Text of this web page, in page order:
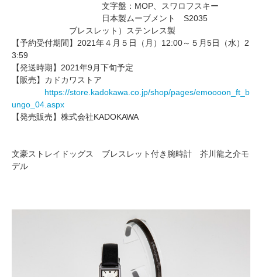
文字盤：MOP、スワロフスキー
日本製ムーブメント S2035
ブレスレット）ステンレス製
【予約受付期間】2021年４月５日（月）12:00～５月5日（水）2
3:59
【発送時期】2021年9月下旬予定
【販売】カドカワストア
https://store.kadokawa.co.jp/shop/pages/emoooon_ft_b
ungo_04.aspx
【発売販売】株式会社KADOKAWA
文豪ストレイドッグス ブレスレット付き腕時計 芥川龍之介モ
デル